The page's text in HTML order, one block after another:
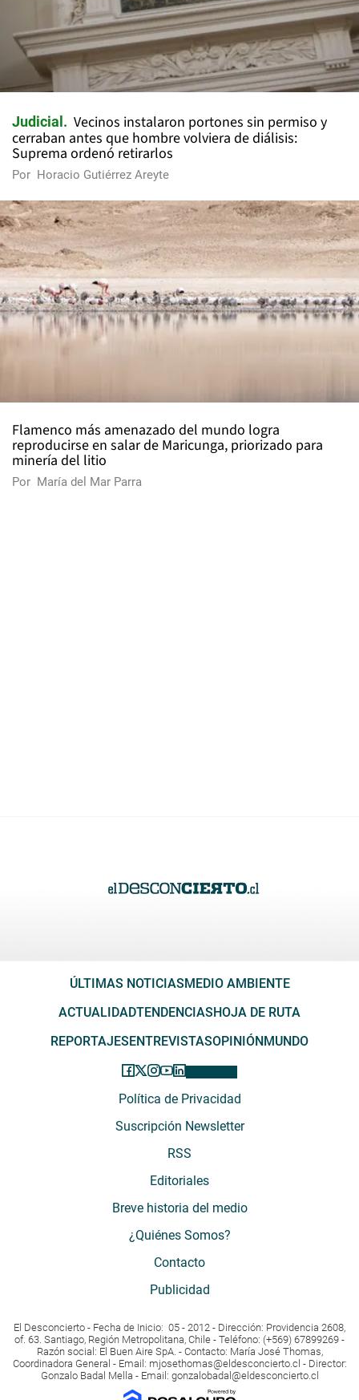
Judicial
Vecinos instalaron portones sin permiso y
cerraban antes que hombre volviera de diálisis:
Suprema ordenó retirarlos
Por Horacio Gutiérrez Areyte
Flamenco más amenazado del mundo logra
reproducirse en salar de Maricunga, priorizado para
minería del litio
Por María del Mar Parra
ÚLTIMAS NOTICIASMEDIO AMBIENTE
ACTUALIDADTENDENCIASHOJA DE RUTA
REPORTAJESENTREVISTASOPINIÓNMUNDO
Política de Privacidad
Suscripción Newsletter
RSS
Editoriales
Breve historia del medio
¿Quiénes Somos?
Contacto
Publicidad
El Desconcierto - Fecha de Inicio: 05 - 2012 - Dirección: Providencia 2608,
of. 63. Santiago, Región Metropolitana, Chile - Teléfono: (+569) 67899269 -
Razón social: El Buen Aire SpA. - Contacto: María José Thomas,
Coordinadora General - Email: mjosethomas@eldesconcierto.cl - Director:
Gonzalo Badal Mella - Email: gonzalobadal@eldesconcierto.cl